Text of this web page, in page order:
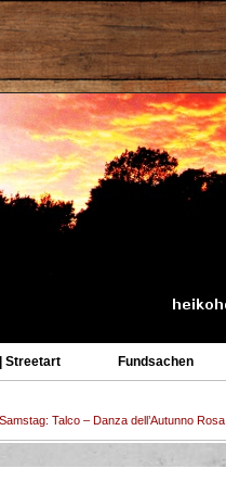
Streetart Fundsachen
Talco – Danza dell’Autunno Rosa